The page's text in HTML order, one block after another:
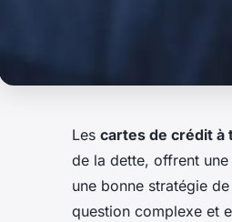
Les cartes de crédit à
de la dette, offrent
une bonne stratégie
question complexe et